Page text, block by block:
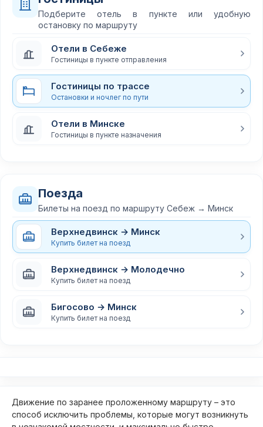
Подберите отель в пункте или удобную
остановку по маршруту
Отели в Себеже
Гостиницы в пункте отправления
Гостиницы по трассе
Остановки и ночлег по пути
Отели в Минске
Гостиницы в пункте назначения
Поезда
Билеты на поезд по маршруту Себеж → Минск
Верхнедвинск → Минск
Купить билет на поезд
Верхнедвинск → Молодечно
Купить билет на поезд
Бигосово → Минск
Купить билет на поезд
Движение по заранее проложенному маршруту – это
способ исключить проблемы, которые могут возникнуть